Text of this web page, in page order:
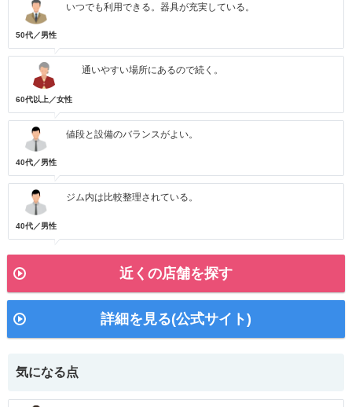
50代／男性
いつでも利用できる。器具が充実している。
60代以上／女性
通いやすい場所にあるので続く。
40代／男性
値段と設備のバランスがよい。
40代／男性
ジム内は比較整理されている。
近くの店舗を探す
詳細を見る(公式サイト)
気になる点